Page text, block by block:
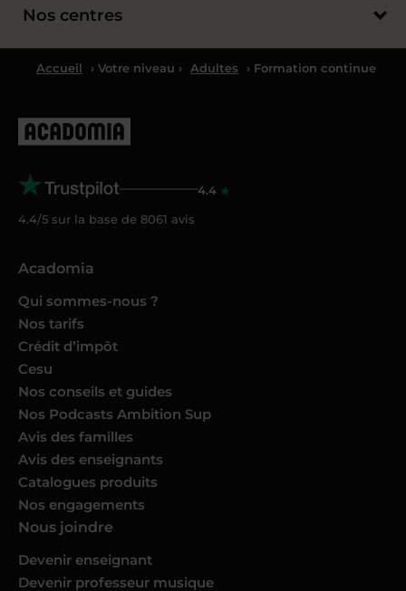
Nos centres
Accueil › Votre niveau › Adultes › Formation continue
4.4
4.4/5 sur la base de 8061 avis
Acadomia
Qui sommes-nous ?
Nos tarifs
Crédit d’impôt
Cesu
Nos conseils et guides
Nos Podcasts Ambition Sup
Avis des familles
Avis des enseignants
Catalogues produits
Nos engagements
Nous joindre
Devenir enseignant
Devenir professeur musique